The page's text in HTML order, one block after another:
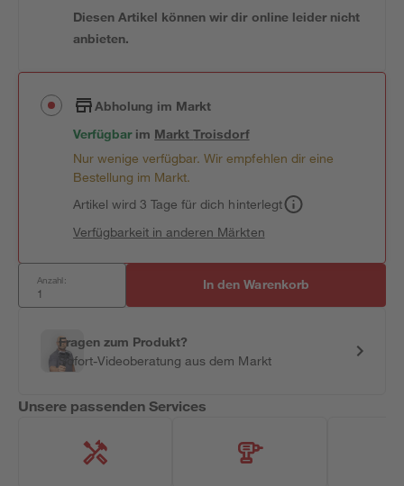
Diesen Artikel können wir dir online leider nicht
anbieten.
Abholung im Markt
Verfügbar im MarktTroisdorf
Nur wenige verfügbar. Wir empfehlen dir eine
Bestellung im Markt.
Artikel wird 3 Tage für dich hinterlegt
Verfügbarkeit in anderen Märkten
Anzahl: In den Warenkorb
Fragen zum Produkt?
Sofort-Videoberatung aus dem Markt
Unsere passenden Services